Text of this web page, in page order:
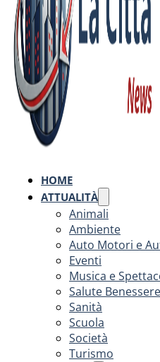
HOME
ATTUALITÀ
Animali
Ambiente
Auto Motori e
Eventi
Musica e
Salute Benessere
Sanità
Scuola
Società
Turismo